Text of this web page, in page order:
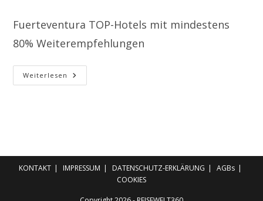
Fuerteventura TOP-Hotels mit mindestens
80% Weiterempfehlungen
Weiterlesen Fuerteventura
KONTAKT IMPRESSUM DATENSCHUTZ-ERKLÄRUNG
AGBs
COOKIES